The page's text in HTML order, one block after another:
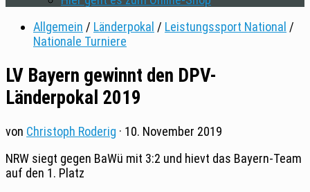
Allgemein / Länderpokal / Leistungssport National /
Nationale Turniere
LV Bayern gewinnt den DPV-
Länderpokal 2019
von Christoph Roderig · 10. November 2019
NRW siegt gegen BaWü mit 3:2 und hievt das Bayern-Team
auf den 1. Platz